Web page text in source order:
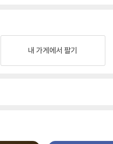
내 가게에서 팔기